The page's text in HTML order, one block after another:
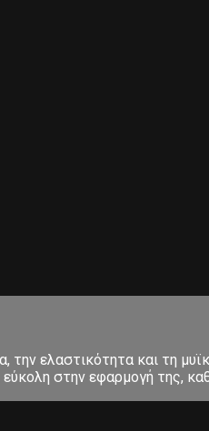
ελαστικότητα και τη
στην εφαρμογή της,